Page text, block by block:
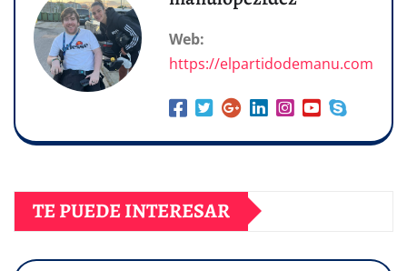
Web:
https://elpartidodemanu.com
TE PUEDE INTERESAR